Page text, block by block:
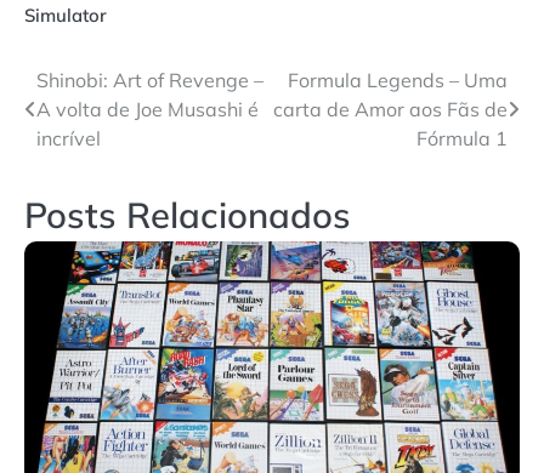
Simulator
Navegação
de
Shinobi: Art of Revenge –
A volta de Joe Musashi é
incrível
Formula Legends – Uma
carta de Amor aos Fãs de
Fórmula 1
Posts Relacionados